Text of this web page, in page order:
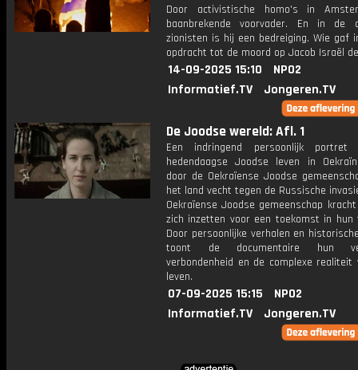
Door activistische homo's in
baanbrekende voorvader. En in de
zionisten is hij een bedreiging. Wie gaf
opdracht tot de moord op Jacob Israël
14-09-2025 15:10
NPO2
Informatief.TV
Jongeren.TV
De Joodse wereld: Afl. 1
Een indringend persoonlijk
hedendaagse Joodse leven in
door de Oekraïense Joodse
het land vecht tegen de Russische
Oekraïense Joodse gemeenschap
zich inzetten voor een toekomst in hun
Door persoonlijke verhalen en
toont de documentaire hun
verbondenheid en de complexe realiteit
leven.
07-09-2025 15:15
NPO2
Informatief.TV
Jongeren.TV